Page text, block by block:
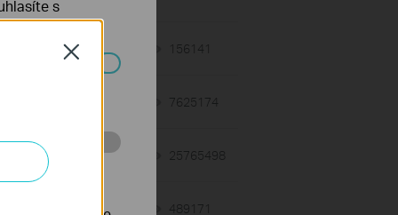
02-12-2018 156141
7625174
11-18-2015 25765498
03-19-2013 489171
Close
s
za